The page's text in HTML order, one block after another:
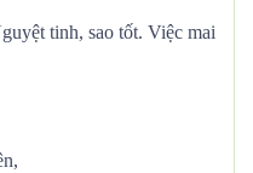
tinh, sao tốt. Việc mai